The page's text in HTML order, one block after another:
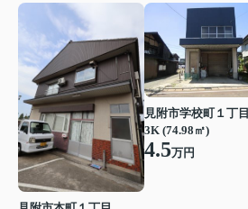
見附市学校町１丁目
3K (74.98㎡)
4.5万円